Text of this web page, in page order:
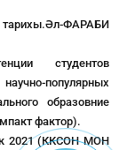
тарихы.Әл-ФАРАБИ
студентов
популярных
образовние
фактор).
2021 (ККСОН МОН